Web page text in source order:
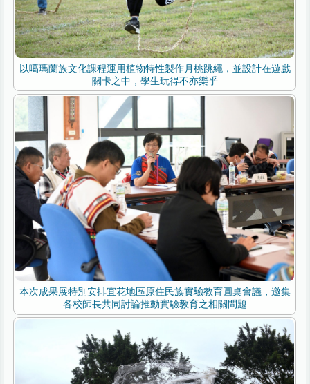
以噶瑪蘭族文化課程運用植物特性製作月桃跳繩，並設計在遊戲
關卡之中，學生玩得不亦樂乎
本次成果展特別安排宜花地區原住民族實驗教育圓桌會議，邀集
各校師長共同討論推動實驗教育之相關問題